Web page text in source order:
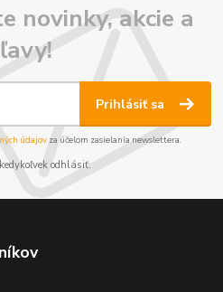
novinky, akcie a
Prihlásiť sa
údajov za účelom zasielania newslettera.
odhlásiť.